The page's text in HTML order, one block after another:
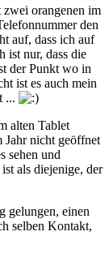
zwei orangenen im
den
auf, dass ich auf
ist nur, dass die
der Punkt wo in
ist es auch mein
...
alten Tablet
Jahr nicht geöffnet
sehen und
als diejenige, der
gelungen, einen
selben Kontakt,